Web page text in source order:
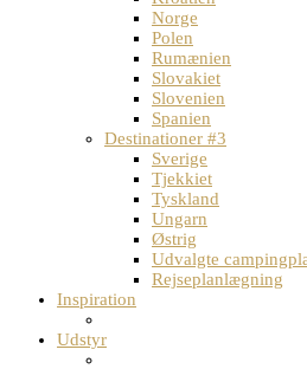
Norge
Polen
Rumænien
Slovakiet
Slovenien
Spanien
Destinationer #3
Sverige
Tjekkiet
Tyskland
Ungarn
Østrig
Udvalgte
Rejseplanlægning
Inspiration
Udstyr